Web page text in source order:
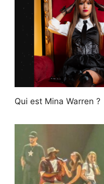
Qui est Mina Warren ?